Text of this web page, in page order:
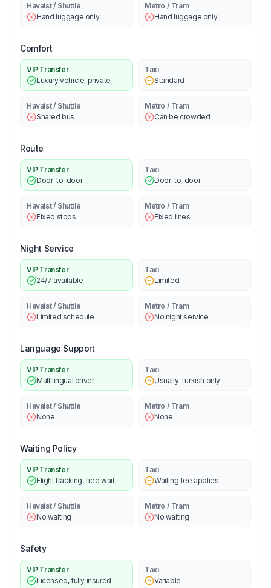
Havaist / Shuttle
Hand luggage only
Metro / Tram
Hand luggage only
Comfort
VIP Transfer
Luxury vehicle, private
Taxi
Standard
Havaist / Shuttle
Shared bus
Metro / Tram
Can be crowded
Route
VIP Transfer
Door-to-door
Taxi
Door-to-door
Havaist / Shuttle
Fixed stops
Metro / Tram
Fixed lines
Night Service
VIP Transfer
24/7 available
Taxi
Limited
Havaist / Shuttle
Limited schedule
Metro / Tram
No night service
Language Support
VIP Transfer
Multilingual driver
Taxi
Usually Turkish only
Havaist / Shuttle
None
Metro / Tram
None
Waiting Policy
VIP Transfer
Flight tracking, free wait
Taxi
Waiting fee applies
Havaist / Shuttle
No waiting
Metro / Tram
No waiting
Safety
VIP Transfer
Licensed, fully insured
Taxi
Variable